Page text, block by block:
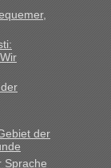
geht es am
Ukraine/
Wollen
der
Sprache